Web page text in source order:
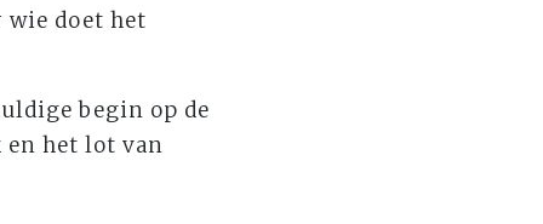
wie doet het
begin op de
en het lot van